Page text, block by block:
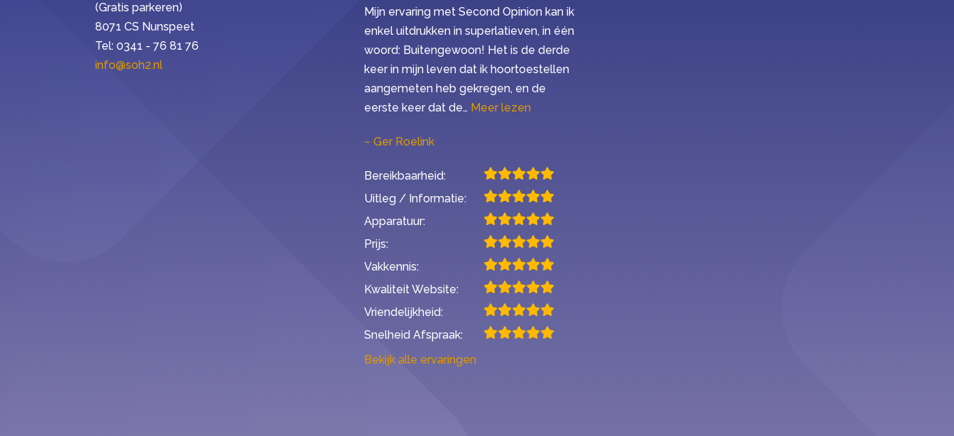
(Gratis parkeren)
8071 CS Nunspeet
Tel: 0341 - 76 81 76
info@soh2.nl
Mijn ervaring met Second Opinion kan ik
enkel uitdrukken in superlatieven, in één
woord: Buitengewoon! Het is de derde
keer in mijn leven dat ik hoortoestellen
aangemeten heb gekregen, en de
eerste keer dat de… Meer lezen“Mijn ervaring met Second Opinion”
Ger Roelink
Bereikbaarheid:
Uitleg / Informatie:
Apparatuur:
Prijs:
Vakkennis:
Kwaliteit Website:
Vriendelijkheid:
Snelheid Afspraak:
Bekijk alle ervaringen